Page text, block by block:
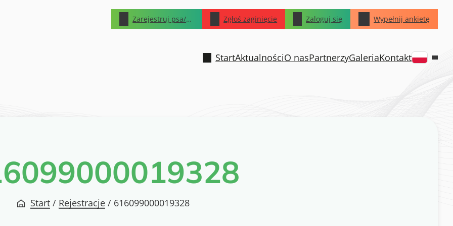
Zarejestruj psa/kota Zgłoś zaginięcie Zaloguj się Wypełnij ankietę
StartAktualnościO nasPartnerzyGaleriaKontakt
Start / Rejestracje / 616099000019328